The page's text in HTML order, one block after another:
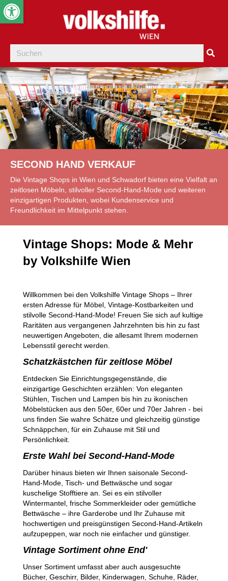
SECOND HAND VERKAUF
Die Vintage Shops in Wien und Schwadorf bieten eine Vielfalt an
zeitlosen Möbeln, stilvoller Second-Hand-Mode und weiteren
einzigartigen Produkten, wobei Kundenservice und
Freundlichkeit im Mittelpunkt stehen.
Vintage Shops: Mode & Mehr
by Volkshilfe Wien
Willkommen bei den Volkshilfe Vintage Shops – Ihrer
ersten Adresse für Möbel, Vintage-Kostbarkeiten und
stilvolle Second-Hand-Mode! Freuen Sie sich auf kultige
Raritäten aus vergangenen Jahrzehnten bis hin zu fast
neuwertigen Angeboten, die allesamt Ihrem modernen
Lebensstil gerecht werden.
Schatzkästchen für zeitlose Möbel
Entdecken Sie Einrichtungsgegenstände, die
einzigartige Geschichten erzählen: Von eleganten
Stühlen, Tischen und Lampen bis hin zu ikonischen
Möbelstücken aus den 50er, 60er und 70er Jahren - bei
uns finden Sie wahre Schätze und gleichzeitig günstige
Schnäppchen, für ein Zuhause mit Stil und
Persönlichkeit.
Erste Wahl bei Second-Hand-Mode
Darüber hinaus bieten wir Ihnen saisonale Second-
Hand-Mode, Tisch- und Bettwäsche und sogar
kuschelige Stofftiere an. Sei es ein stilvoller
Wintermantel, frische Sommerkleider oder gemütliche
Bettwäsche – ihre Garderobe und Ihr Zuhause mit
hochwertigen und preisgünstigen Second-Hand-Artikeln
aufzupeppen, war noch nie einfacher und günstiger.
Vintage Sortiment ohne End'
Unser Sortiment umfasst aber auch ausgesuchte
Bücher, Geschirr, Bilder, Kinderwagen, Schuhe, Räder,